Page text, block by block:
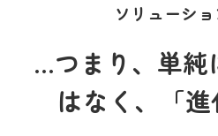
ソリューシ
…つまり、単純
はなく、
「